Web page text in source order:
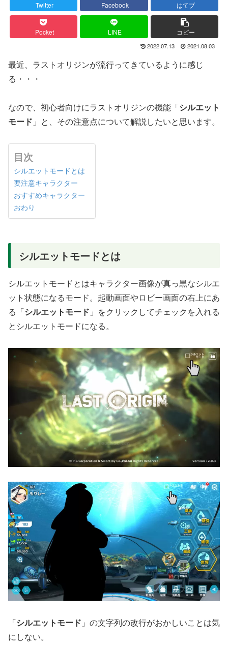
Twitter Facebook はてブ
Pocket LINE コピー
2022.07.13 2021.08.03
最近、ラストオリジンが流行ってきているように感じ
る・・・
なので、初心者向けにラストオリジンの機能「シルエット
モード 」と、その注意点について解説したいと思います。
目次
シルエットモードとは
要注意キャラクター
おすすめキャラクター
おわり
シルエットモードとは
シルエットモードとはキャラクター画像が真っ黒なシルエ
ット状態になるモード。起動画面やロビー画面の右上にあ
る「シルエットモード 」をクリックしてチェックを入れる
とシルエットモードになる。
「シルエットモード 」の文字列の改行がおかしいことは気
にしない。